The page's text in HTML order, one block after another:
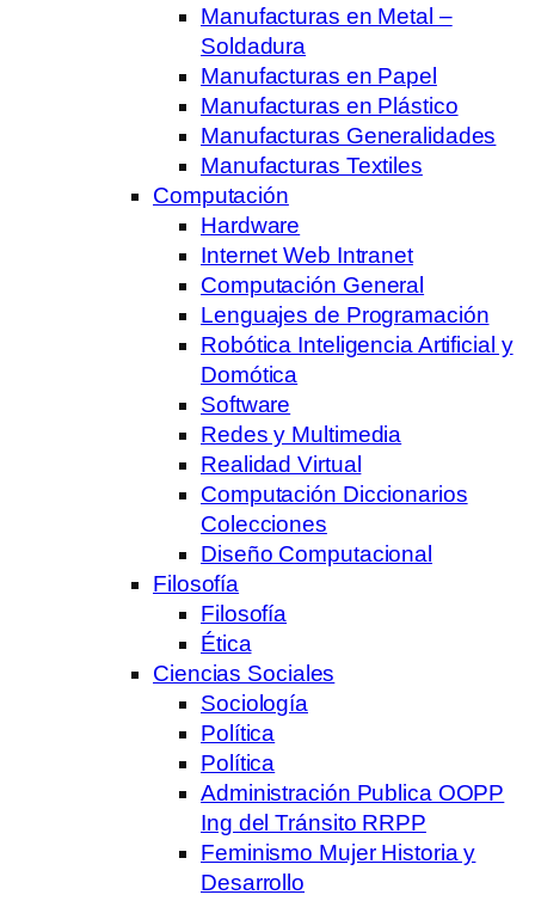
Manufacturas en Metal –
Soldadura
Manufacturas en Papel
Manufacturas en Plástico
Manufacturas Generalidades
Manufacturas Textiles
Computación
Hardware
Internet Web Intranet
Computación General
Lenguajes de Programación
Robótica Inteligencia Artificial y
Domótica
Software
Redes y Multimedia
Realidad Virtual
Computación Diccionarios
Colecciones
Diseño Computacional
Filosofía
Filosofía
Ética
Ciencias Sociales
Sociología
Política
Política
Administración Publica OOPP
Ing del Tránsito RRPP
Feminismo Mujer Historia y
Desarrollo